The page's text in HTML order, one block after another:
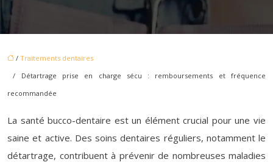
/ Traitements dentaires
/ Détartrage prise en charge sécu : remboursements et fréquence
recommandée
La santé bucco-dentaire est un élément crucial pour une vie
saine et active. Des soins dentaires réguliers, notamment le
détartrage, contribuent à prévenir de nombreuses maladies